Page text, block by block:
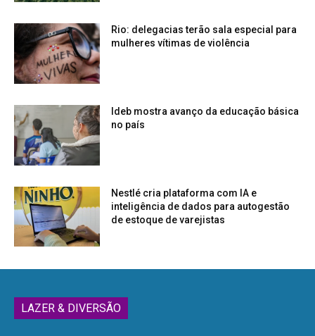
Rio: delegacias terão sala especial para
mulheres vítimas de violência
Ideb mostra avanço da educação básica
no país
Nestlé cria plataforma com IA e
inteligência de dados para autogestão
de estoque de varejistas
LAZER & DIVERSÃO